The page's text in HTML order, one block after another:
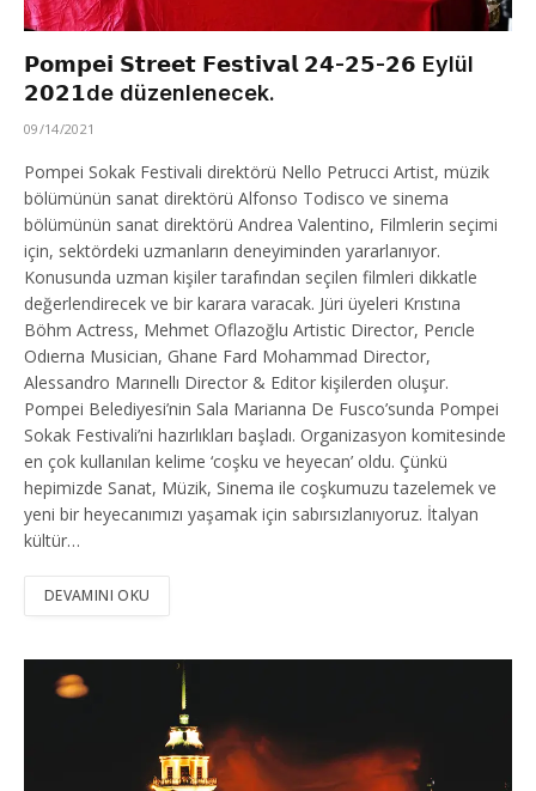
𝗣𝗼𝗺𝗽𝗲𝗶 𝗦𝘁𝗿𝗲𝗲𝘁 𝗙𝗲𝘀𝘁𝗶𝘃𝗮𝗹 𝟮𝟰-𝟮𝟱-𝟮𝟲 Eylül
𝟮𝟬𝟮𝟭de düzenlenecek.
09/14/2021
Pompei Sokak Festivali direktörü Nello Petrucci Artist, müzik
bölümünün sanat direktörü Alfonso Todisco ve sinema
bölümünün sanat direktörü Andrea Valentino, Filmlerin seçimi
için, sektördeki uzmanların deneyiminden yararlanıyor.
Konusunda uzman kişiler tarafından seçilen filmleri dikkatle
değerlendirecek ve bir karara varacak. Jüri üyeleri Krıstına
Böhm Actress, Mehmet Oflazoğlu Artistic Director, Perıcle
Odıerna Musician, Ghane Fard Mohammad Director,
Alessandro Marınellı Director & Editor kişilerden oluşur.
Pompei Belediyesi’nin Sala Marianna De Fusco’sunda Pompei
Sokak Festivali’ni hazırlıkları başladı. Organizasyon komitesinde
en çok kullanılan kelime ‘coşku ve heyecan’ oldu. Çünkü
hepimizde Sanat, Müzik, Sinema ile coşkumuzu tazelemek ve
yeni bir heyecanımızı yaşamak için sabırsızlanıyoruz. İtalyan
kültür…
DEVAMINI OKU